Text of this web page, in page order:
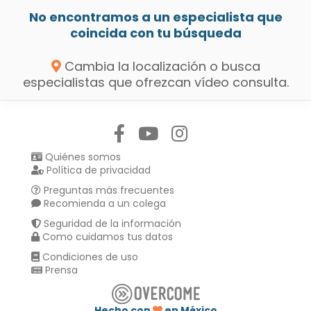
No encontramos a un especialista que
coincida con tu búsqueda
Cambia la localización o busca
especialistas que ofrezcan vídeo consulta.
Quiénes somos
Política de privacidad
Preguntas más frecuentes
Recomienda a un colega
Seguridad de la información
Como cuidamos tus datos
Condiciones de uso
Prensa